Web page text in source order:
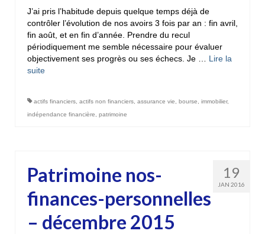
J’ai pris l’habitude depuis quelque temps déjà de
contrôler l’évolution de nos avoirs 3 fois par an : fin avril,
fin août, et en fin d’année. Prendre du recul
périodiquement me semble nécessaire pour évaluer
objectivement ses progrès ou ses échecs. Je … Lire la
suite­­
actifs financiers actifs non financiers assurance vie bourse immobilier,
indépendance financière
patrimoine
19
JAN 2016
Patrimoine nos-
finances-personnelles
– décembre 2015